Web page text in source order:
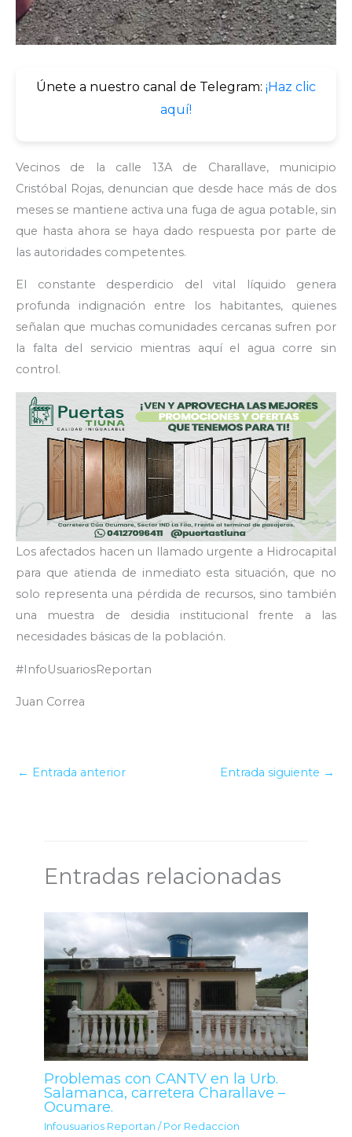
Únete a nuestro canal de Telegram: ¡Haz clic
aquí!
Vecinos de la calle 13A de Charallave, municipio
Cristóbal Rojas, denuncian que desde hace más de dos
meses se mantiene activa una fuga de agua potable, sin
que hasta ahora se haya dado respuesta por parte de
las autoridades competentes.
El constante desperdicio del vital líquido genera
profunda indignación entre los habitantes, quienes
señalan que muchas comunidades cercanas sufren por
la falta del servicio mientras aquí el agua corre sin
control.
Los afectados hacen un llamado urgente a Hidrocapital
para que atienda de inmediato esta situación, que no
solo representa una pérdida de recursos, sino también
una muestra de desidia institucional frente a las
necesidades básicas de la población.
#InfoUsuariosReportan
Juan Correa
← Entrada anterior Entrada siguiente →
Entradas relacionadas
Problemas con CANTV en la Urb.
Salamanca, carretera Charallave –
Ocumare.
Infousuarios Reportan / Por Redaccion